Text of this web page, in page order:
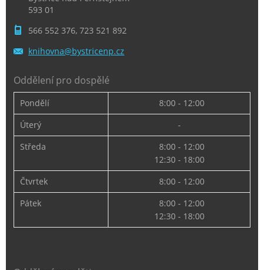
593 01
566 552 376, 723 521 892
knihovna@bystricenp.cz
Oddělení pro dospělé
Pondělí
8:00 - 12:00
Úterý
-
Středa
8:00 - 12:00
12:30 - 18:00
Čtvrtek
8:00 - 12:00
Pátek
8:00 - 12:00
12:30 - 18:00